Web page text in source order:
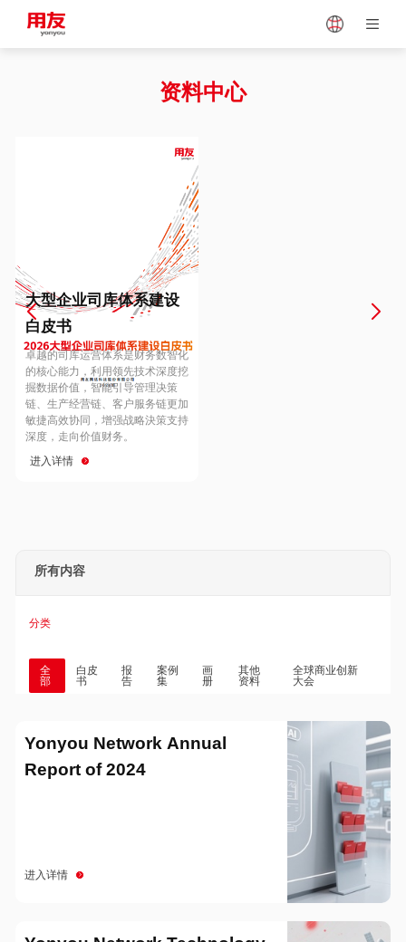
Vietnam
Europe
Hungary
Hong Kong
资料中心
大型企业司库体系建设
白皮书
卓越的司库运营体系是财务数智化
的核心能力，利用领先技术深度挖
掘数据价值，智能引导管理决策
链、生产经营链、客户服务链更加
敏捷高效协同，增强战略決策支持
深度，走向价值财务。
进入详情
所有内容
分类
全
部
白皮
书
报
告
案例
集
画
册
其他
资料
全球商业创新
大会
Yonyou Network Annual
Report of 2024
进入详情